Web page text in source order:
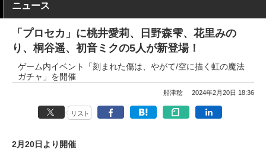
ニュース
「プロセカ」に桃井愛莉、日野森雫、花里みの
り、桐谷遥、初音ミクの5人が新登場！
ゲーム内イベント「刻まれた傷は、やがて/空に描く虹の魔法
ガチャ」を開催
船津稔 2024年2月20日 18:36
リスト
2月20日より開催